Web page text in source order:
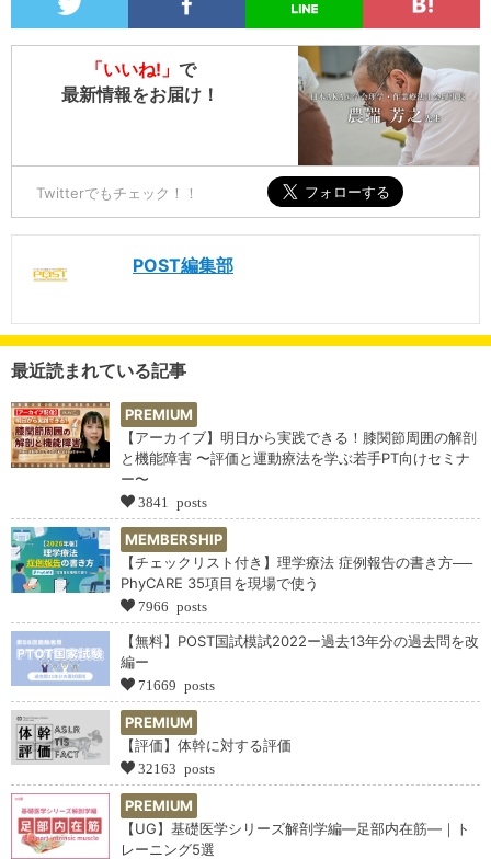
「いいね!」 で
最新情報をお届け！
Twitterでもチェック！！
POST編集部
最近読まれている記事
PREMIUM
【アーカイブ】明日から実践できる！膝関節周囲の解剖
と機能障害 〜評価と運動療法を学ぶ若手PT向けセミナ
ー〜
3841 posts
MEMBERSHIP
【チェックリスト付き】理学療法 症例報告の書き方──
PhyCARE 35項目を現場で使う
7966 posts
【無料】POST国試模試2022ー過去13年分の過去問を改
編ー
71669 posts
PREMIUM
【評価】体幹に対する評価
32163 posts
PREMIUM
【UG】基礎医学シリーズ解剖学編―足部内在筋―｜ト
レーニング5選